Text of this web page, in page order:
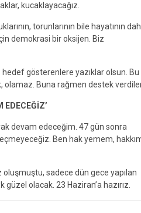
kucaklayacağız.
torunlarının bile hayatının
demokrasi bir oksijen. Biz
gösterenlere yazıklar olsun. Bu
olamaz. Buna rağmen destek
EDECEĞİZ’
devam edeceğim. 47 gün sonra
Ben hak yemem,
sadece dün gece yapılan
güzel olacak. 23 Haziran’a hazırız.